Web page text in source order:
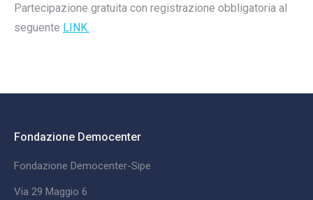
Partecipazione gratuita con registrazione obbligatoria al
seguente LINK.
Fondazione Democenter
Fondazione Democenter-Sipe
Via 29 Maggio 6